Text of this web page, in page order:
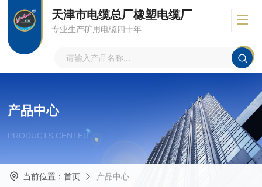
天津市电缆总厂橡塑电缆厂
专业生产矿用电缆四十年
产品中心
PRODUCTS CENTER
当前位置： 首页 产品中心